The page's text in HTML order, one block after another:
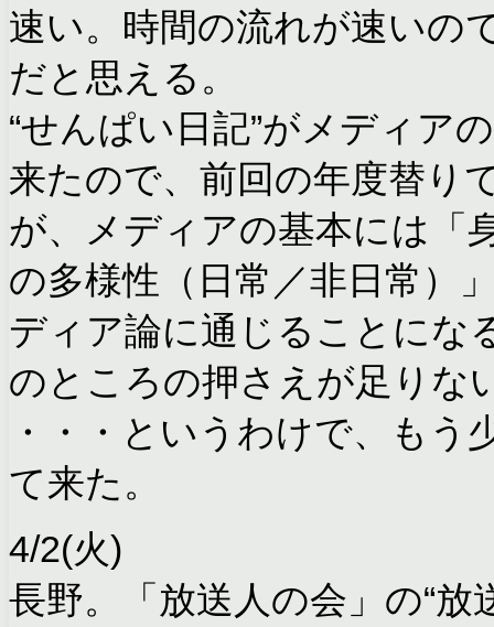
速い。時間の流れが速いの
だと思える。
“せんぱい日記”がメディア
来たので、前回の年度替り
が、メディアの基本には「
の多様性（日常／非日常）
ディア論に通じることにな
のところの押さえが足りな
・・・というわけで、も
て来た。
4/2(火)
長野。「放送人の会」の“放